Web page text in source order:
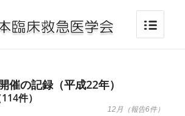
催の記録（平成22年）
件）
12月（報告6件）